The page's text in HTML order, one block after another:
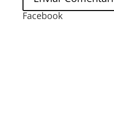
Facebook